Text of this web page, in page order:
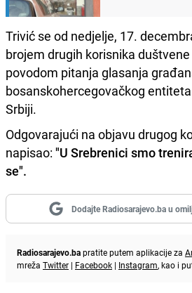
Trivić se od nedjelje, 17.
brojem drugih korisnika
povodom pitanja glasanja
bosanskohercegovačkog
Srbiji.
Odgovarajući na objavu drugog
napisao: "U Srebrenici smo
se".
Dodajte Radiosarajevo.ba u
Radiosarajevo.bapratite putem aplikacije za
mreža Twitter | Facebook | Instagram, kao i